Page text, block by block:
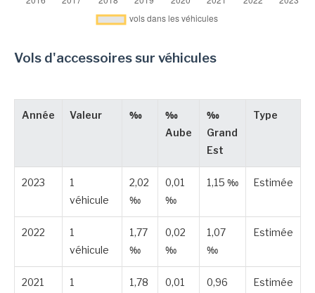
Vols d'accessoires sur véhicules
Année Valeur ‰
‰
Aube
‰
Grand
Est
Type
2023
1
véhicule
2,02
‰
0,01
‰
1,15 ‰ Estimée
2022
1
véhicule
1,77
‰
0,02
‰
1,07
‰
Estimée
2021
1
1,78
0,01
0,96
Estimée